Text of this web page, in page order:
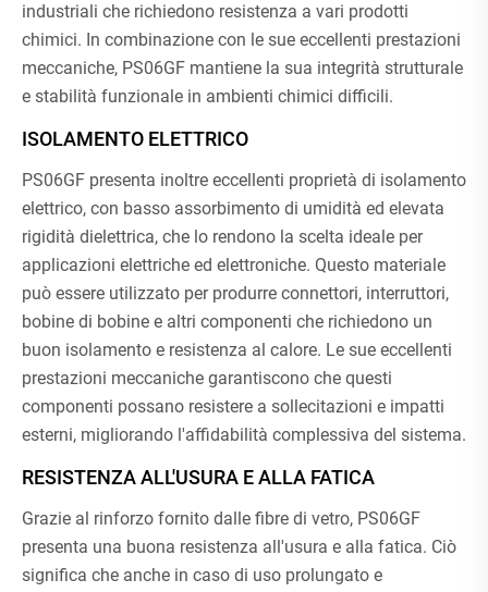
industriali che richiedono resistenza a vari prodotti
chimici. In combinazione con le sue eccellenti prestazioni
meccaniche, PS06GF mantiene la sua integrità strutturale
e stabilità funzionale in ambienti chimici difficili.
ISOLAMENTO ELETTRICO
PS06GF presenta inoltre eccellenti proprietà di isolamento
elettrico, con basso assorbimento di umidità ed elevata
rigidità dielettrica, che lo rendono la scelta ideale per
applicazioni elettriche ed elettroniche. Questo materiale
può essere utilizzato per produrre connettori, interruttori,
bobine di bobine e altri componenti che richiedono un
buon isolamento e resistenza al calore. Le sue eccellenti
prestazioni meccaniche garantiscono che questi
componenti possano resistere a sollecitazioni e impatti
esterni, migliorando l'affidabilità complessiva del sistema.
RESISTENZA ALL'USURA E ALLA FATICA
Grazie al rinforzo fornito dalle fibre di vetro, PS06GF
presenta una buona resistenza all'usura e alla fatica. Ciò
significa che anche in caso di uso prolungato e